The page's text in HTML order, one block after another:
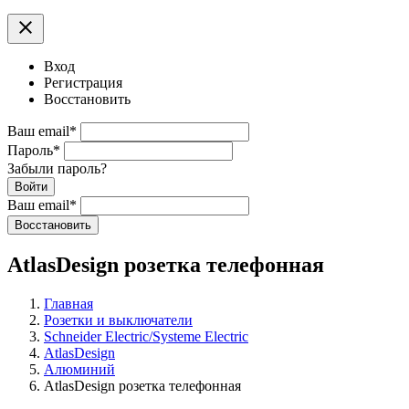
clear
Вход
Регистрация
Восстановить
Ваш email*
Пароль*
Забыли пароль?
Войти
Ваш email*
Воcстановить
AtlasDesign розетка телефонная
Главная
Розетки и выключатели
Schneider Electric/Systeme Electric
AtlasDesign
Алюминий
AtlasDesign розетка телефонная